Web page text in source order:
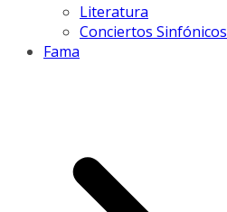
Literatura
Conciertos Sinfónicos
Fama